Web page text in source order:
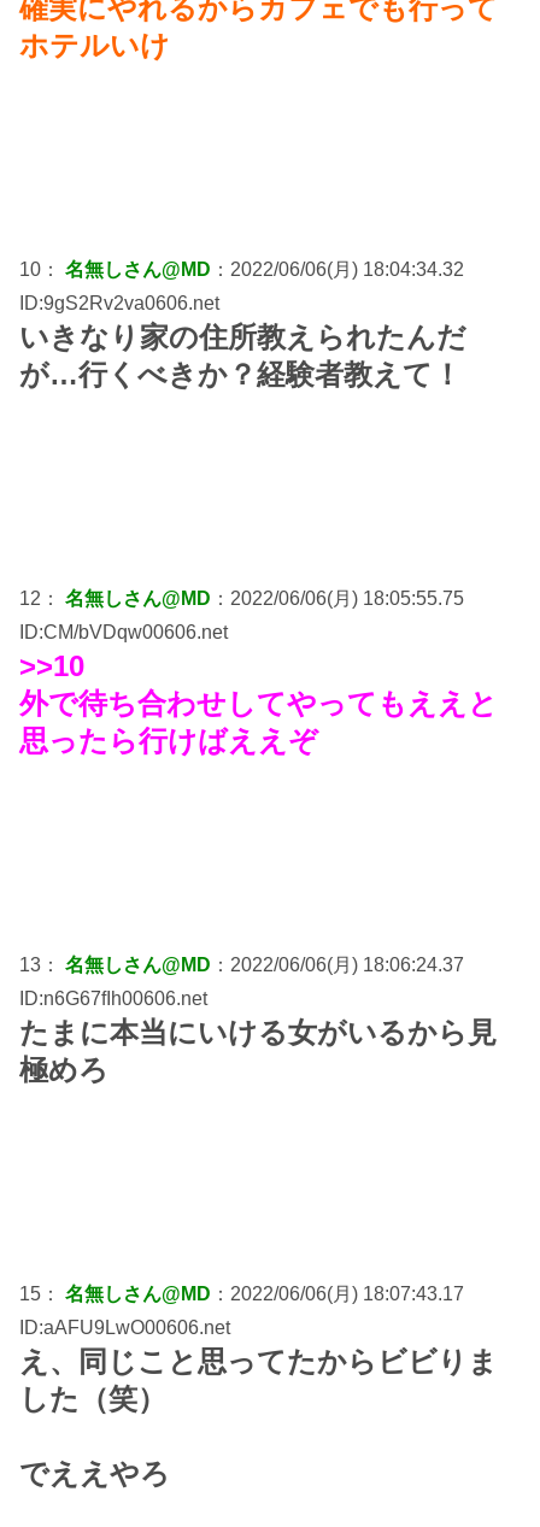
確実にやれるからカフェでも行って
ホテルいけ
10： 名無しさん@MD ：2022/06/06(月) 18:04:34.32
ID:9gS2Rv2va0606.net
いきなり家の住所教えられたんだ
が…行くべきか？経験者教えて！
12： 名無しさん@MD ：2022/06/06(月) 18:05:55.75
ID:CM/bVDqw00606.net
>>10
外で待ち合わせしてやってもええと
思ったら行けばええぞ
13： 名無しさん@MD ：2022/06/06(月) 18:06:24.37
ID:n6G67fIh00606.net
たまに本当にいける女がいるから見
極めろ
15： 名無しさん@MD ：2022/06/06(月) 18:07:43.17
ID:aAFU9LwO00606.net
え、同じこと思ってたからビビりま
した（笑）
でええやろ